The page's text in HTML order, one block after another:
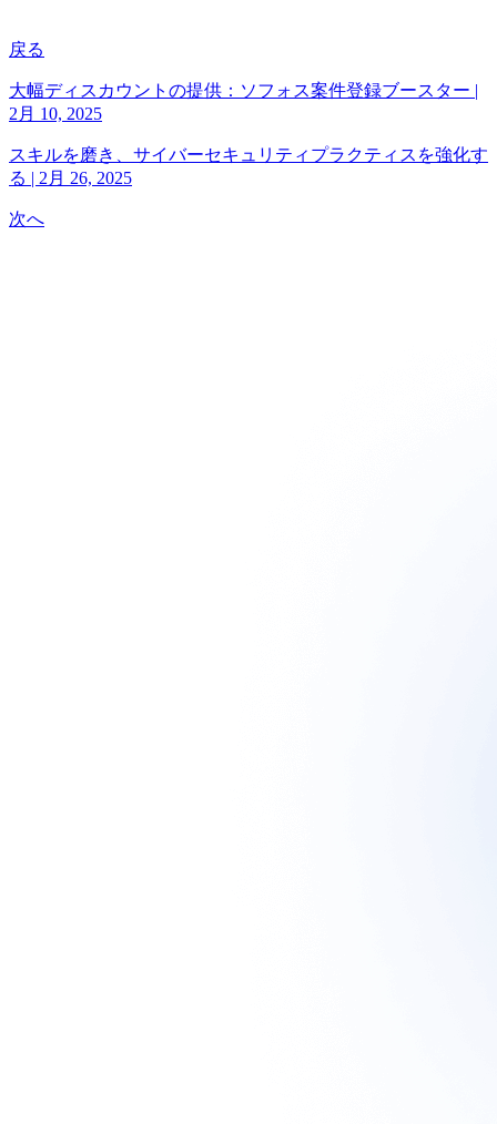
戻る
大幅ディスカウントの提供：ソフォス案件登録ブースター |
2月 10, 2025
スキルを磨き、サイバーセキュリティプラクティスを強化す
る | 2月 26, 2025
次へ